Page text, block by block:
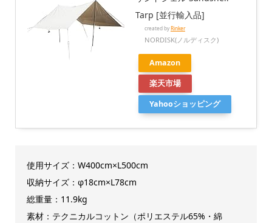
Tarp [並行輸入品]
created byRinker
NORDISK(ノルディスク)
Amazon
楽天市場
Yahooショッピング
使用サイズ：W400cm×L500cm
収納サイズ：φ18cm×L78cm
総重量：11.9kg
素材：テクニカルコットン（ポリエステル65%・綿